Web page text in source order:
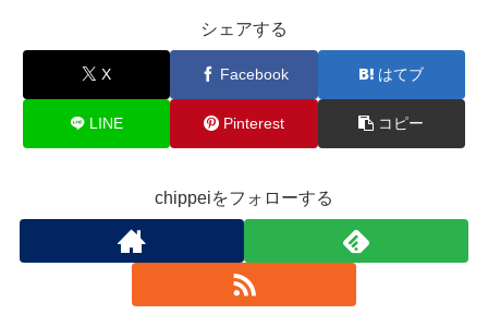
シェアする
X Facebook はてブ
LINE Pinterest コピー
chippeiをフォローする